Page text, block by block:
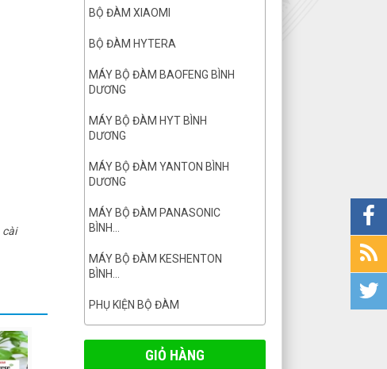
cài
BỘ ĐÀM XIAOMI
BỘ ĐÀM HYTERA
MÁY BỘ ĐÀM BAOFENG BÌNH
DƯƠNG
MÁY BỘ ĐÀM HYT BÌNH
DƯƠNG
MÁY BỘ ĐÀM YANTON BÌNH
DƯƠNG
MÁY BỘ ĐÀM PANASONIC
BÌNH...
MÁY BỘ ĐÀM KESHENTON
BÌNH...
PHỤ KIỆN BỘ ĐÀM
GIỎ HÀNG